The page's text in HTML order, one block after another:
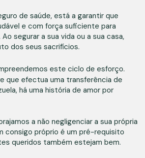
de saúde, está a garantir que
e com força suficiente para
segurar a sua vida ou a sua casa,
dos seus sacrifícios.
este ciclo de esforço.
que efectua uma transferência de
há uma história de amor por
a não negligenciar a sua própria
consigo próprio é um pré-requisito
queridos também estejam bem.